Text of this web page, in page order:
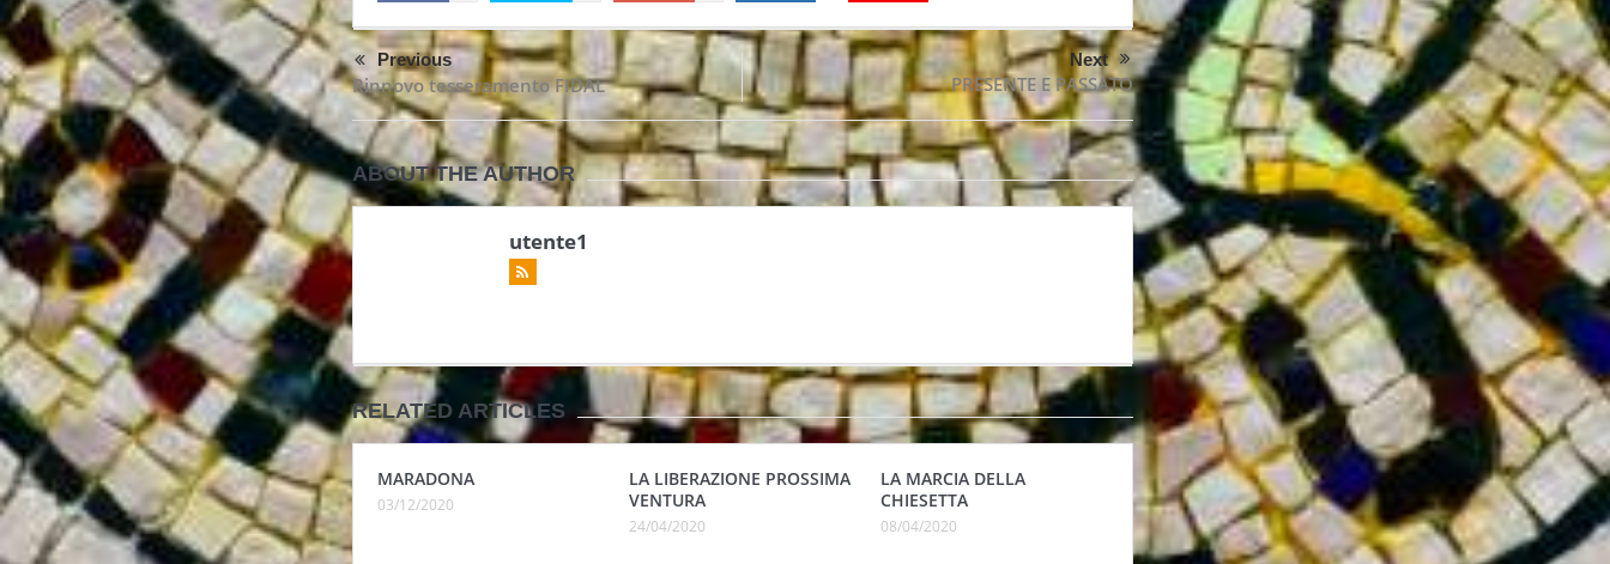
Previous
Rinnovo tesseramento FIDAL
Next
PRESENTE E PASSATO
ABOUT THE AUTHOR
utente1
RELATED ARTICLES
MARADONA
03/12/2020
LA LIBERAZIONE PROSSIMA
VENTURA
24/04/2020
LA MARCIA DELLA
CHIESETTA
08/04/2020